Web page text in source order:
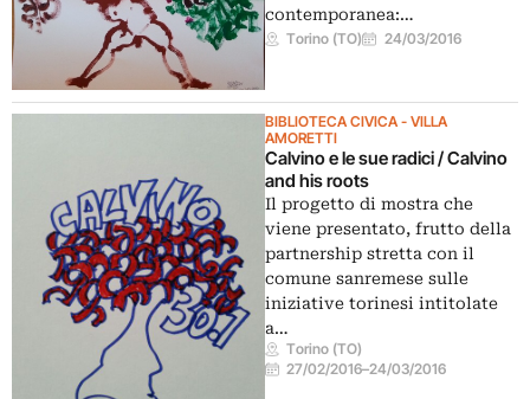
contemporanea:…
Torino (TO) 24/03/2016
BIBLIOTECA CIVICA - VILLA
AMORETTI
Calvino e le sue radici / Calvino
and his roots
Il progetto di mostra che
viene presentato, frutto della
partnership stretta con il
comune sanremese sulle
iniziative torinesi intitolate
a…
Torino (TO)
27/02/2016–24/03/2016